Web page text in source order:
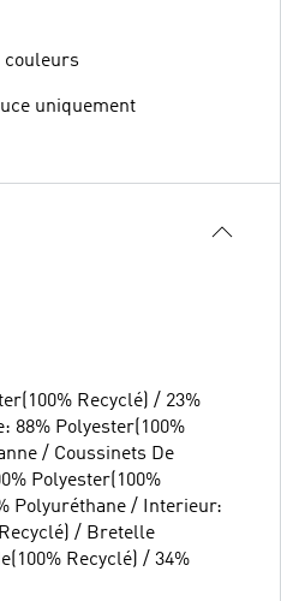
couleurs
uniquement
Recyclé) / 23%
88% Polyester(100%
/ Coussinets De
Polyester(100%
Polyuréthane / Interieur:
/ Bretelle
Recyclé) / 34%